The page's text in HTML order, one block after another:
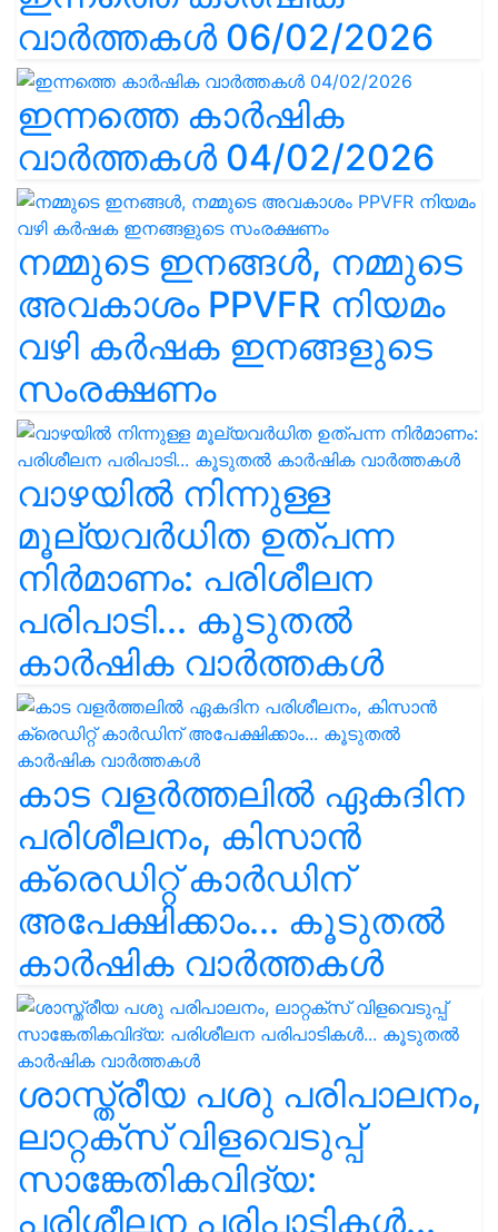
വാർത്തകൾ 06/02/2026
ഇന്നത്തെ കാർഷിക
വാർത്തകൾ 04/02/2026
നമ്മുടെ ഇനങ്ങൾ, നമ്മുടെ
അവകാശം PPVFR നിയമം
വഴി കർഷക ഇനങ്ങളുടെ
സംരക്ഷണം
വാഴയിൽ നിന്നുള്ള
മൂല്യവർധിത ഉത്പന്ന
നിർമാണം: പരിശീലന
പരിപാടി... കൂടുതൽ
കാർഷിക വാർത്തകൾ
കാട വളര്‍ത്തലിൽ ഏകദിന
പരിശീലനം, കിസാൻ
ക്രെഡിറ്റ് കാർഡിന്
അപേക്ഷിക്കാം... കൂടുതൽ
കാർഷിക വാർത്തകൾ
ശാസ്ത്രീയ പശു പരിപാലനം,
ലാറ്റക്സ് വിളവെടുപ്പ്
സാങ്കേതികവിദ്യ:
പരിശീലന പരിപാടികൾ...